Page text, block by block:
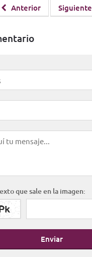
Anterior Siguiente
que sale en la imagen:
Enviar